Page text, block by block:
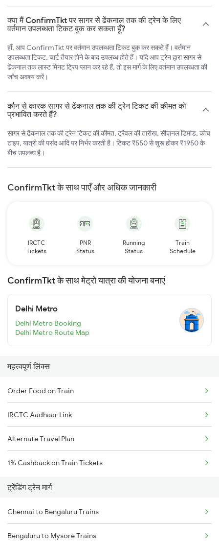
क्या मैं ConfirmTkt पर सागर से ढेंकनाल तक की ट्रेन के लिए
वर्तमान उपलब्धता टिकट बुक कर सकता हूँ?
हाँ, आप ConfirmTkt पर वर्तमान उपलब्धता टिकट बुक कर सकते हैं। वर्तमान
उपलब्धता टिकट, चार्ट तैयार होने के बाद उपलब्ध होते हैं। यदि आप ट्रेन द्वारा सागर से
ढेंकनाल तक लास्ट मिनट ट्रिप प्लान कर रहे हैं, तो इस मार्ग के लिए वर्तमान उपलब्धता की
जाँच अवश्य करें।
कौन से कारक सागर से ढेंकनाल तक की ट्रेन टिकट की कीमत को
प्रभावित करते हैं?
सागर से ढेंकनाल तक की ट्रेन टिकट की कीमत, ट्रैवल की तारीख, सीज़नल डिमांड, कोच
टाइप, यात्री की पसंद आदि पर निर्भर करती है। टिकट ₹550 से शुरू होकर ₹1950 के
बीच उपलब्ध है।
ConfirmTkt के साथ पाएँ और अधिक जानकारी
IRCTC
Tickets
PNR
Status
Running
Status
Train
Schedule
ConfirmTkt के साथ मेट्रो यात्रा की योजना बनाएं
Delhi Metro
Delhi Metro Booking
Delhi Metro Route Map
महत्त्वपूर्ण लिंक्स
Order Food on Train
IRCTC Aadhaar Link
Alternate Travel Plan
1% Cashback on Train Tickets
ट्रेंडिंग ट्रेन मार्ग
Chennai to Bengaluru Trains
Bengaluru to Mysore Trains